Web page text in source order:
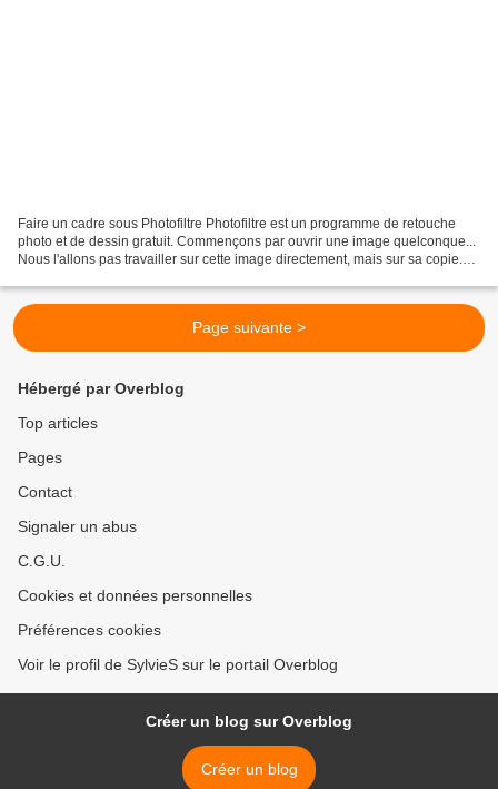
Faire un cadre sous Photofiltre Photofiltre est un programme de retouche
photo et de dessin gratuit. Commençons par ouvrir une image quelconque...
Nous l'allons pas travailler sur cette image directement, mais sur sa copie.
Page suivante >
Hébergé par Overblog
Top articles
Pages
Contact
Signaler un abus
C.G.U.
Cookies et données personnelles
Préférences cookies
Voir le profil de SylvieS sur le portail Overblog
Créer un blog sur Overblog
Créer un blog